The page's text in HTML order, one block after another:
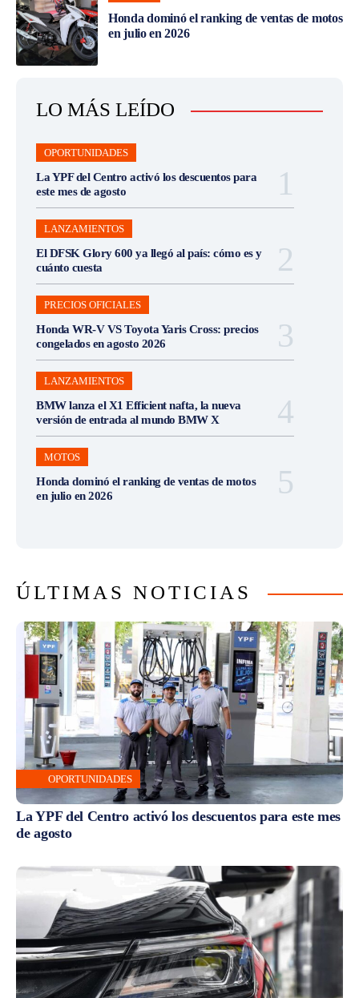
Honda dominó el ranking de ventas de motos
en julio en 2026
LO MÁS LEÍDO
OPORTUNIDADES
La YPF del Centro activó los descuentos para
este mes de agosto
LANZAMIENTOS
El DFSK Glory 600 ya llegó al país: cómo es y
cuánto cuesta
PRECIOS OFICIALES
Honda WR-V VS Toyota Yaris Cross: precios
congelados en agosto 2026
LANZAMIENTOS
BMW lanza el X1 Efficient nafta, la nueva
versión de entrada al mundo BMW X
MOTOS
Honda dominó el ranking de ventas de motos
en julio en 2026
ÚLTIMAS NOTICIAS
OPORTUNIDADES
La YPF del Centro activó los descuentos para este mes
de agosto